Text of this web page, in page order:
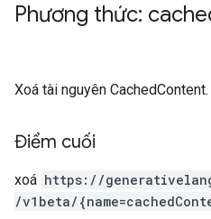
Phương thức:
Xoá tài nguyên CachedContent.
Điểm cuối
xoá https: / /
/v1beta/